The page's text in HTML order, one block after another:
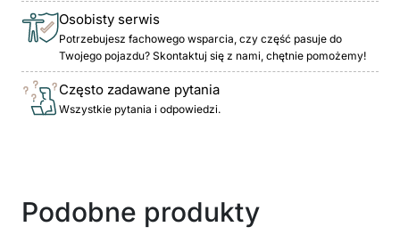
Osobisty serwis
Potrzebujesz fachowego wsparcia, czy część pasuje do
Twojego pojazdu? Skontaktuj się z nami, chętnie pomożemy!
Często zadawane pytania
Wszystkie pytania i odpowiedzi.
Podobne produkty